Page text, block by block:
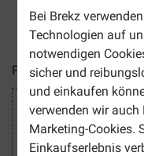
Bei Brekz
Technologien auf
notwendigen
sicher und
und einkaufen
verwenden wir auch
Marketing-Cookies.
Einkaufserlebnis
2-
Preise inkl. MwSt zzgl.
Sicher